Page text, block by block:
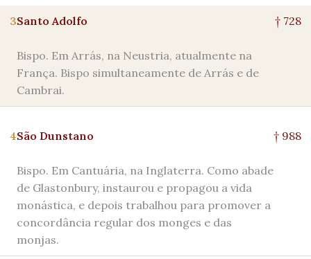
3Santo Adolfo
Bispo. Em Arrás, na Neustria, atualmente na
França. Bispo simultaneamente de Arrás e de
Cambrai.
† 728
4São Dunstano
Bispo. Em Cantuária, na Inglaterra. Como abade
de Glastonbury, instaurou e propagou a vida
monástica, e depois trabalhou para promover a
concordância regular dos monges e das
monjas.
† 988